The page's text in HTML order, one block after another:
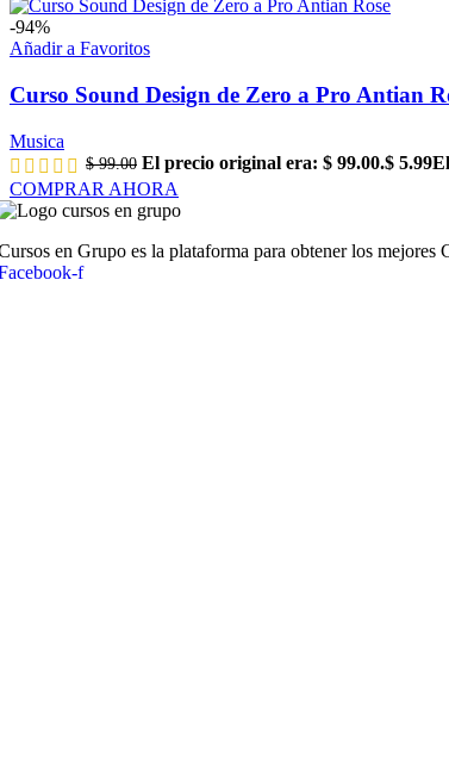
-94%
Añadir a Favoritos
Curso Sound Design de Zero a Pro Antian
Musica
$99.00 El precio original era: $ 99.00.$ 5.99
COMPRAR AHORA
en Grupo es la plataforma para obtener los
f